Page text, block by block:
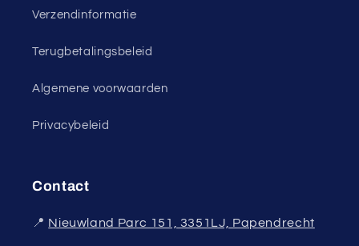
Verzendinformatie
Terugbetalingsbeleid
Algemene voorwaarden
Privacybeleid
Contact
📍 Nieuwland Parc 151, 3351LJ, Papendrecht